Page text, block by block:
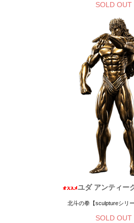
SOLD OUT
ユダ アンティー
北斗の拳【sculptureシリ
SOLD OUT